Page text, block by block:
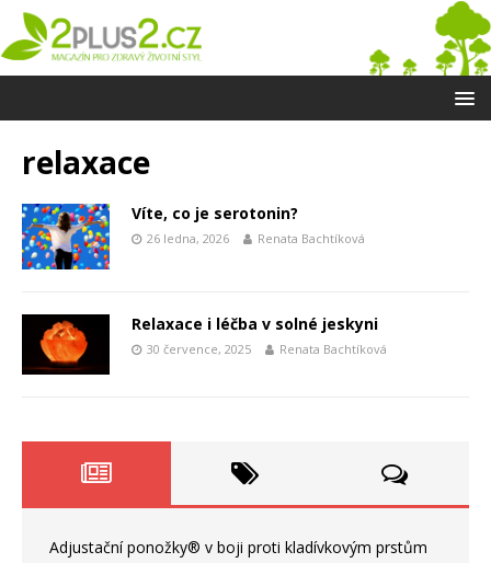
relaxace
Víte, co je serotonin?
26 ledna, 2026 Renata Bachtíková
Relaxace i léčba v solné jeskyni
30 července, 2025 Renata Bachtíková
Adjustační ponožky® v boji proti kladívkovým prstům